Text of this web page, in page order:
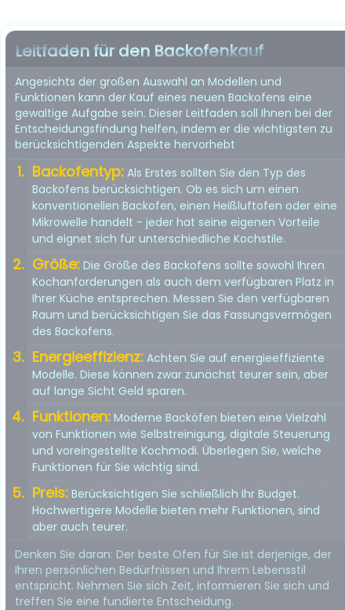
Leitfaden für den Backofenkauf
Angesichts der großen Auswahl an Modellen und
Funktionen kann der Kauf eines neuen Backofens eine
gewaltige Aufgabe sein. Dieser Leitfaden soll Ihnen bei der
Entscheidungsfindung helfen, indem er die wichtigsten zu
berücksichtigenden Aspekte hervorhebt
Backofentyp: Als Erstes sollten Sie den Typ des
Backofens berücksichtigen. Ob es sich um einen
konventionellen Backofen, einen Heißluftofen oder eine
Mikrowelle handelt - jeder hat seine eigenen Vorteile
und eignet sich für unterschiedliche Kochstile.
Größe: Die Größe des Backofens sollte sowohl Ihren
Kochanforderungen als auch dem verfügbaren Platz in
Ihrer Küche entsprechen. Messen Sie den verfügbaren
Raum und berücksichtigen Sie das Fassungsvermögen
des Backofens.
Energieeffizienz: Achten Sie auf energieeffiziente
Modelle. Diese können zwar zunächst teurer sein, aber
auf lange Sicht Geld sparen.
Funktionen: Moderne Backöfen bieten eine Vielzahl
von Funktionen wie Selbstreinigung, digitale Steuerung
und voreingestellte Kochmodi. Überlegen Sie, welche
Funktionen für Sie wichtig sind.
Preis: Berücksichtigen Sie schließlich Ihr Budget.
Hochwertigere Modelle bieten mehr Funktionen, sind
aber auch teurer.
Denken Sie daran: Der beste Ofen für Sie ist derjenige, der
Ihren persönlichen Bedürfnissen und Ihrem Lebensstil
entspricht. Nehmen Sie sich Zeit, informieren Sie sich und
treffen Sie eine fundierte Entscheidung.